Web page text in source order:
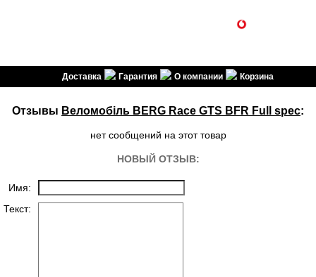
Доставка Гарантия О компании Корзина
Отзывы Веломобіль BERG Race GTS BFR Full spec:
нет сообщений на этот товар
НОВЫЙ ОТЗЫВ:
Имя:
Текст: